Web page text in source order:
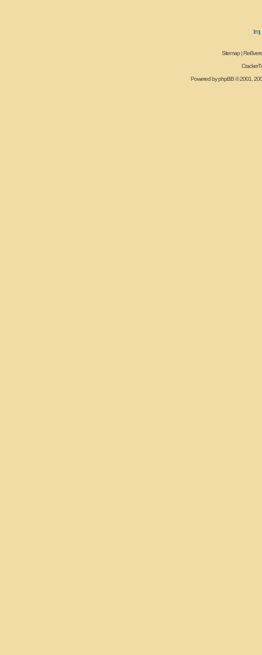
Sitemap|
Powered byphpBB© 2001,